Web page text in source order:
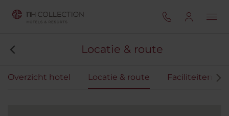
Locatie & route
Overzicht hotel Locatie & route Faciliteiten